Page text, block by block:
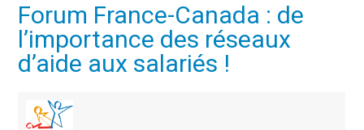
Forum France-Canada : de
l’importance des réseaux
d’aide aux salariés !